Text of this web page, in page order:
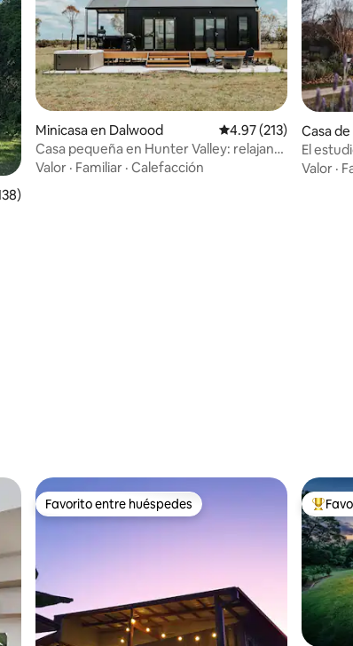
promedio: 4.96 de 5; 138 evaluaciones
Minicasa en Dalwood Calificación
4.97 (213)
Casa pequeña en Hunter Valley: relajante
retiro rural
Valor · Familiar · Calefacción
Casa
El
Valor ·
Favorito entre huéspedes
Favorito entre huéspedes De los